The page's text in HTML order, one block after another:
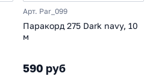
Арт. Par_099
Паракорд 275 Dark navy, 10
м
590 руб